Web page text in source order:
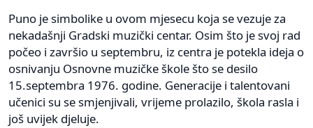
Puno je simbolike u ovom mjesecu koja se vezuje za
nekadašnji Gradski muzički centar. Osim što je svoj rad
počeo i završio u septembru, iz centra je potekla ideja o
osnivanju Osnovne muzičke škole što se desilo
15.septembra 1976. godine. Generacije i talentovani
učenici su se smjenjivali, vrijeme prolazilo, škola rasla i
još uvijek djeluje.